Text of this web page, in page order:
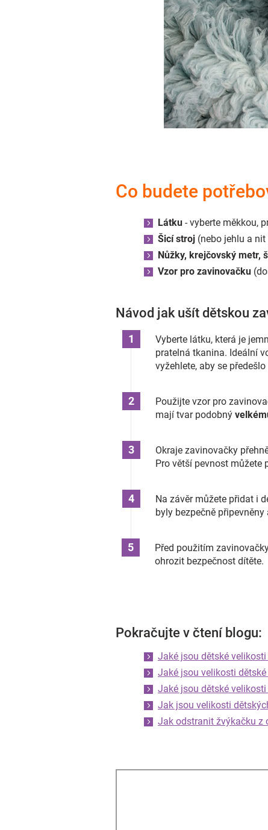
Co budete
Látku - vyberte měkkou,
Šicí stroj (nebo jehlu a
Nůžky, krejčovský metr,
Vzor pro zavinovačku
Návod jak ušít dětskou
Vyberte látku, která je
pratelná tkanina. Ideální
vyžehlete, aby se
Použijte vzor pro
mají tvar podobný
Okraje zavinovačky
Pro větší pevnost můžete
Na závěr můžete přidat i
byly bezpečně
Před použitím
ohrozit bezpečnost dítěte.
Pokračujte v čtení blogu:
Jaké jsou dětské velikosti
Jaké jsou velikosti dětské
Jaké jsou dětské velikosti
Jak jsou velikosti
Jak odstranit žvýkačku z